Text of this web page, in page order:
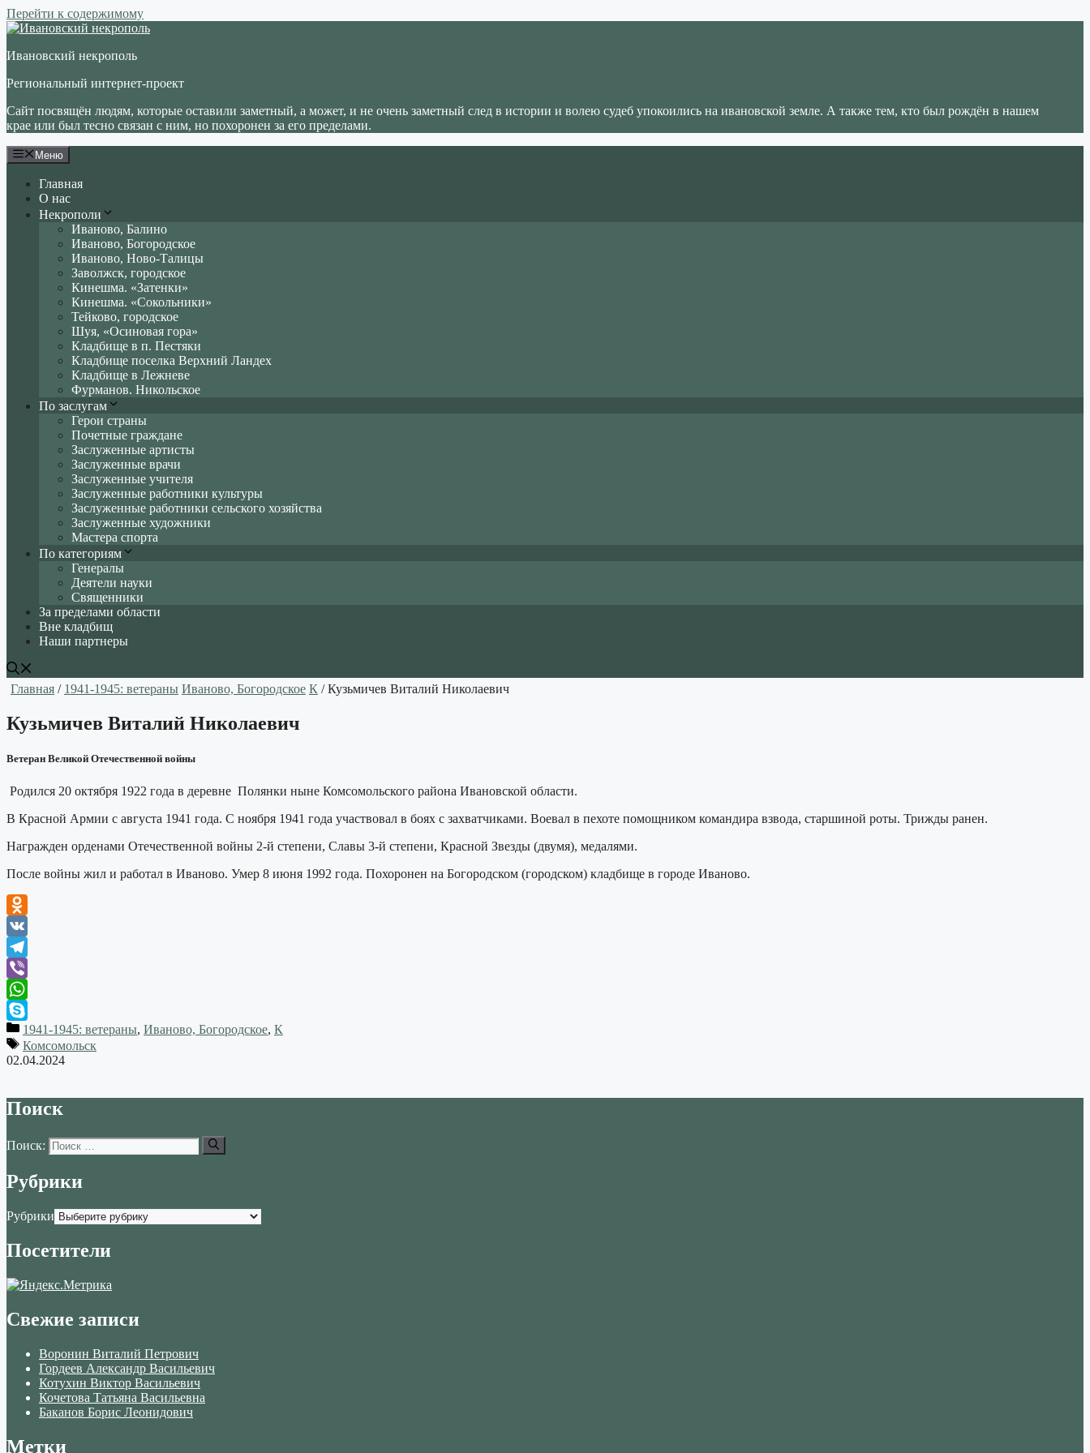
Перейти к содержимому
Ивановский некрополь
Региональный интернет-проект
Сайт посвящён людям, которые оставили заметный, а может, и не очень заметный след в истории и волею судеб упокоились на ивановской земле. А также тем, кто был рождён в нашем
крае или был тесно связан с ним, но похоронен за его пределами.
Меню
Главная
О нас
Некрополи
Иваново, Балино
Иваново, Богородское
Иваново, Ново-Талицы
Заволжск, городское
Кинешма. «Затенки»
Кинешма. «Сокольники»
Тейково, городское
Шуя, «Осиновая гора»
Кладбище в п. Пестяки
Кладбище поселка Верхний Ландех
Кладбище в Лежневе
Фурманов. Никольское
По заслугам
Герои страны
Почетные граждане
Заслуженные артисты
Заслуженные врачи
Заслуженные учителя
Заслуженные работники культуры
Заслуженные работники сельского хозяйства
Заслуженные художники
Мастера спорта
По категориям
Генералы
Деятели науки
Священники
За пределами области
Вне кладбищ
Наши партнеры
Главная / 1941-1945: ветераны Иваново, Богородское К / Кузьмичев Виталий Николаевич
Кузьмичев Виталий Николаевич
Ветеран Великой Отечественной войны
Родился 20 октября 1922 года в деревне Полянки ныне Комсомольского района Ивановской области.
В Красной Армии с августа 1941 года. С ноября 1941 года участвовал в боях с захватчиками. Воевал в пехоте помощником командира взвода, старшиной роты. Трижды ранен.
Награжден орденами Отечественной войны 2-й степени, Славы 3-й степени, Красной Звезды (двумя), медалями.
После войны жил и работал в Иваново. Умер 8 июня 1992 года. Похоронен на Богородском (городском) кладбище в городе Иваново.
Odnoklassniki
VK
Telegram
Viber
WhatsApp
Skype1941-1945: ветераны, Иваново, Богородское, К
Комсомольск
02.04.2024
Поиск
Поиск:
Рубрики
Рубрики
Посетители
Свежие записи
Воронин Виталий Петрович
Гордеев Александр Васильевич
Котухин Виктор Васильевич
Кочетова Татьяна Васильевна
Баканов Борис Леонидович
Метки